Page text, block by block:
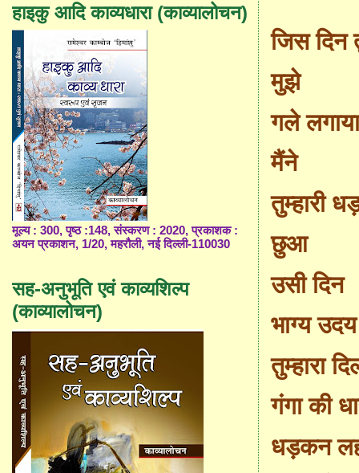
जिस दिन
मुझे
गले
मैंने
तुम्हारी
छुआ
उसी दिन
भाग्य
तुम्हारा
गंगा की
धड़कन
हाइकु आदि काव्यधारा (काव्यालोचन)
मूल्य : 300, पृष्ठ :148, संस्करण : 2020, प्रकाशक :
अयन प्रकाशन, 1/20, महरौली, नई दिल्ली-110030
सह-अनुभूति एवं काव्यशिल्प
(काव्यालोचन)